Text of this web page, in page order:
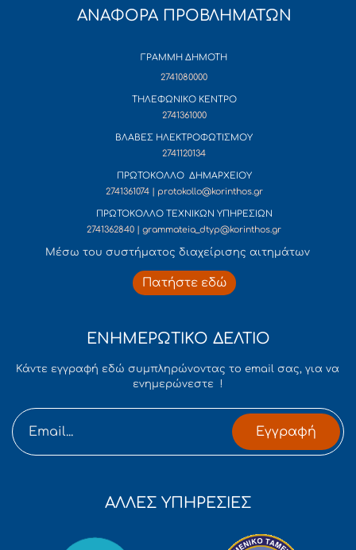
ΑΝΑΦΟΡΑ ΠΡΟΒΛΗΜΑΤΩΝ
ΓΡΑΜΜΗ ΔΗΜΟΤΗ
2741080000
ΤΗΛΕΦΩΝΙΚΟ ΚΕΝΤΡΟ
2741361000
ΒΛΑΒΕΣ ΗΛΕΚΤΡΟΦΩΤΙΣΜΟΥ
2741120134
ΠΡΩΤΟΚΟΛΛΟ ΔΗΜΑΡΧΕΙΟΥ
2741361074 | protokollo@korinthos.gr
ΠΡΩΤΟΚΟΛΛΟ ΤΕΧΝΙΚΩΝ ΥΠΗΡΕΣΙΩΝ
2741362840 | grammateia_dtyp@korinthos.gr
Mέσω του συστήματος διαχείρισης αιτημάτων
Πατήστε εδώ
ΕΝΗΜΕΡΩΤΙΚΟ ΔΕΛΤΙΟ
Κάντε εγγραφή εδώ συμπληρώνοντας το email σας, για να
ενημερώνεστε !
Εγγραφή
ΑΛΛΕΣ ΥΠΗΡΕΣΙΕΣ